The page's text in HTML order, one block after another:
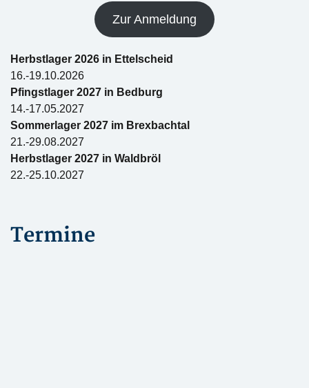
Zur Anmeldung
Herbstlager 2026 in Ettelscheid
16.-19.10.2026
Pfingstlager 2027 in Bedburg
14.-17.05.2027
Sommerlager 2027 im Brexbachtal
21.-29.08.2027
Herbstlager 2027 in Waldbröl
22.-25.10.2027
Termine